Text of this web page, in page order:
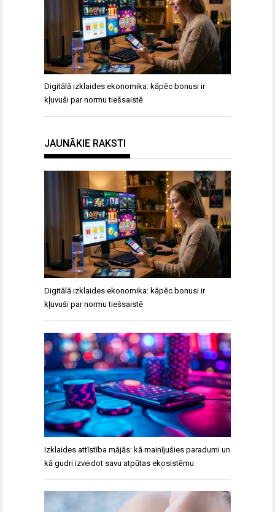
Digitālā izklaides ekonomika: kāpēc bonusi ir
kļuvuši par normu tiešsaistē
JAUNĀKIE RAKSTI
Digitālā izklaides ekonomika: kāpēc bonusi ir
kļuvuši par normu tiešsaistē
Izklaides attīstība mājās: kā mainījušies paradumi un
kā gudri izveidot savu atpūtas ekosistēmu